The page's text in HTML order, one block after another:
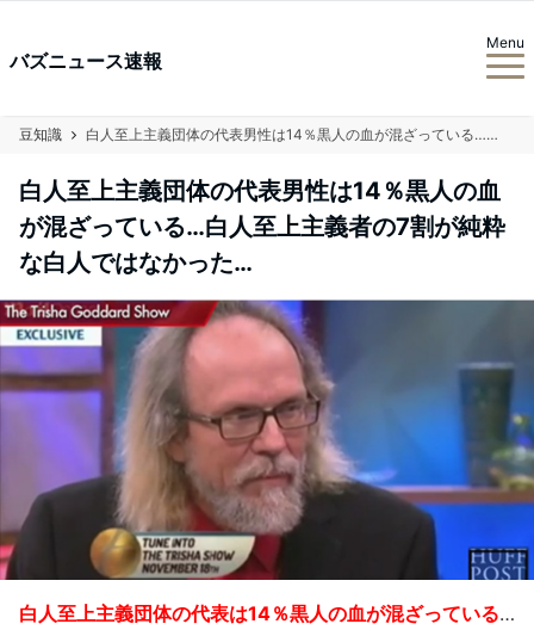
バズニュース速報
Menu
豆知識 白人至上主義団体の代表男性は14％黒人の血が混ざっている…白人至上主義者の7割が純粋な白人ではなかった…
白人至上主義団体の代表男性は14％黒人の血
が混ざっている…白人至上主義者の7割が純粋
な白人ではなかった…
白人至上主義団体の代表は14％黒人の血が混ざっている…